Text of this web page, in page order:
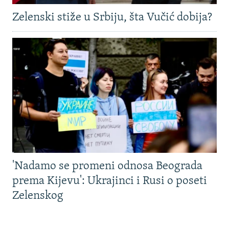
Zelenski stiže u Srbiju, šta Vučić dobija?
'Nadamo se promeni odnosa Beograda
prema Kijevu': Ukrajinci i Rusi o poseti
Zelenskog